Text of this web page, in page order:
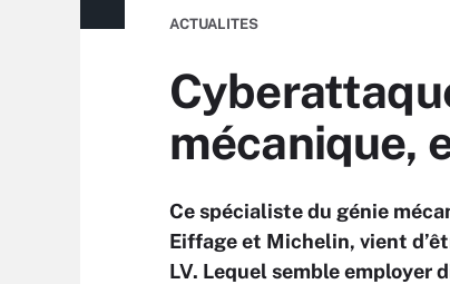
ACTUALITES
mécanique,
Ce spécialiste du génie
Eiffage et Michelin, vient
LV. Lequel semble employer